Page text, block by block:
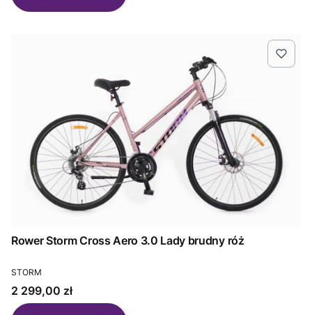
Rower Storm Cross Aero 3.0 Lady brudny róż
PRODUCENT
STORM
Cena
2 299,00 zł